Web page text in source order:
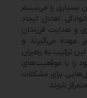
بسیاری را می‌بینیم
تعادل ایجاد
و هدایت فرزندان
عهده می‌گیرند و
ترکیب به رهبران
را با موقعیت‌های
برای مشکلات
شوند.